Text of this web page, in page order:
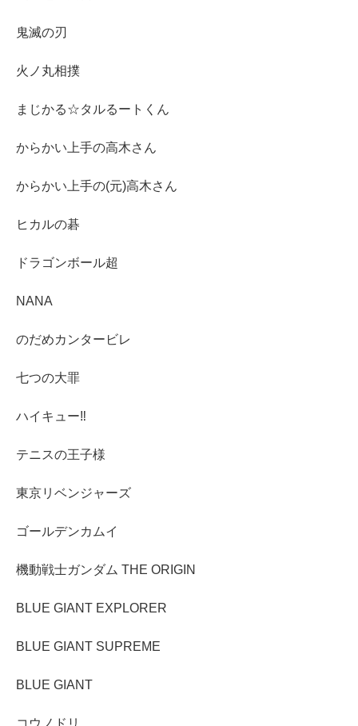
鬼滅の刃
火ノ丸相撲
まじかる☆タルるートくん
からかい上手の高木さん
からかい上手の(元)高木さん
ヒカルの碁
ドラゴンボール超
NANA
のだめカンタービレ
七つの大罪
ハイキュー‼︎
テニスの王子様
東京リベンジャーズ
ゴールデンカムイ
機動戦士ガンダム THE ORIGIN
BLUE GIANT EXPLORER
BLUE GIANT SUPREME
BLUE GIANT